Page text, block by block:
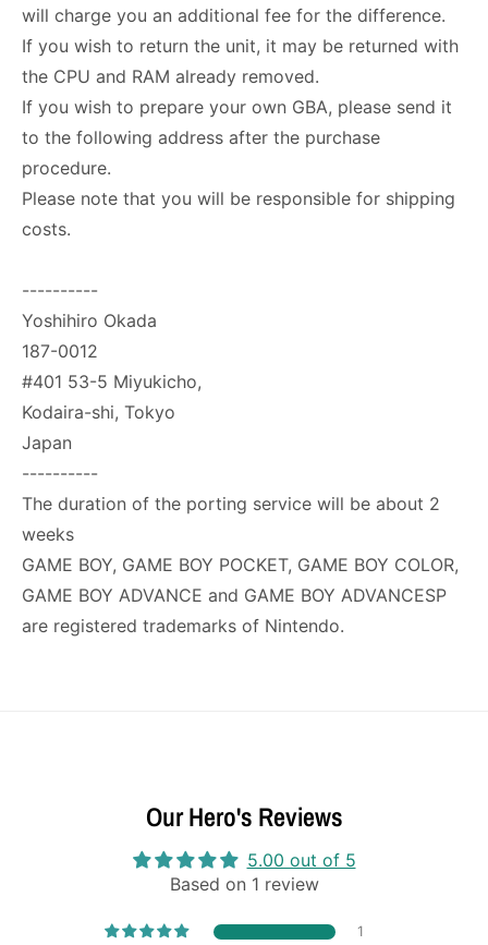
will charge you an additional fee for the difference.
If you wish to return the unit, it may be returned with
the CPU and RAM already removed.
If you wish to prepare your own GBA, please send it
to the following address after the purchase
procedure.
Please note that you will be responsible for shipping
costs.
----------
Yoshihiro Okada
187-0012
#401 53-5 Miyukicho,
Kodaira-shi, Tokyo
Japan
----------
The duration of the porting service will be about 2
weeks
GAME BOY, GAME BOY POCKET, GAME BOY COLOR,
GAME BOY ADVANCE and GAME BOY ADVANCESP
are registered trademarks of Nintendo.
Our Hero's Reviews
5.00 out of 5
Based on 1 review
1